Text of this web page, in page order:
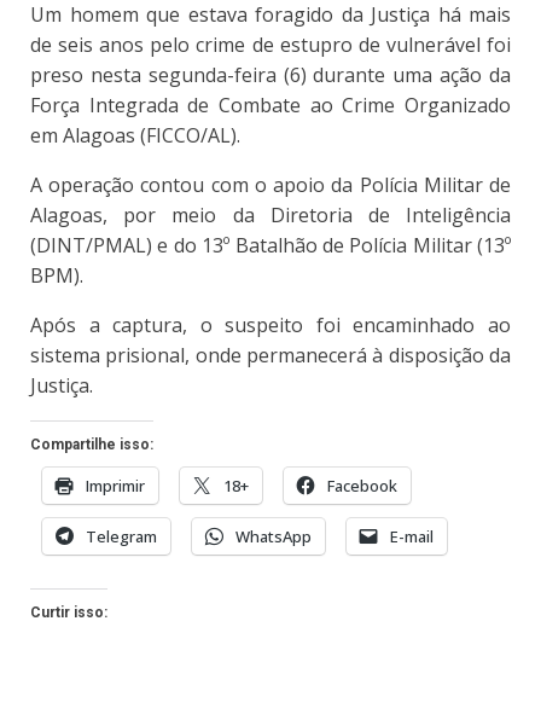
Um homem que estava foragido da Justiça há mais
de seis anos pelo crime de estupro de vulnerável foi
preso nesta segunda-feira (6) durante uma ação da
Força Integrada de Combate ao Crime Organizado
em Alagoas (FICCO/AL).
A operação contou com o apoio da Polícia Militar de
Alagoas, por meio da Diretoria de Inteligência
(DINT/PMAL) e do 13º Batalhão de Polícia Militar (13º
BPM).
Após a captura, o suspeito foi encaminhado ao
sistema prisional, onde permanecerá à disposição da
Justiça.
Compartilhe isso:
Imprimir 18+ Facebook
Telegram WhatsApp E-mail
Curtir isso: